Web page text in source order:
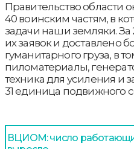
Правительство области
40 воинским частям, в
задачи наши земляки. За
их заявок и доставлено
гуманитарного груза, в
пиломатериалы,
техника для усиления и
31 единица подвижного
ВЦИОМ: число